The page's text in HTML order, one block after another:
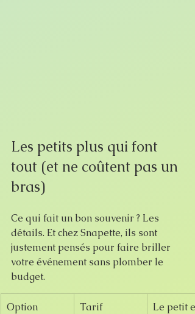
Les petits plus qui font
tout (et ne coûtent pas un
bras)
Ce qui fait un bon souvenir ? Les
détails. Et chez Snapette, ils sont
justement pensés pour faire briller
votre événement sans plomber le
budget.
Option Tarif
Le petit